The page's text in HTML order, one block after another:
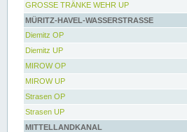
GROSSE TRÄNKE WEHR UP
MÜRITZ-HAVEL-WASSERSTRASSE
Diemitz OP
Diemitz UP
MIROW OP
MIROW UP
Strasen OP
Strasen UP
MITTELLANDKANAL